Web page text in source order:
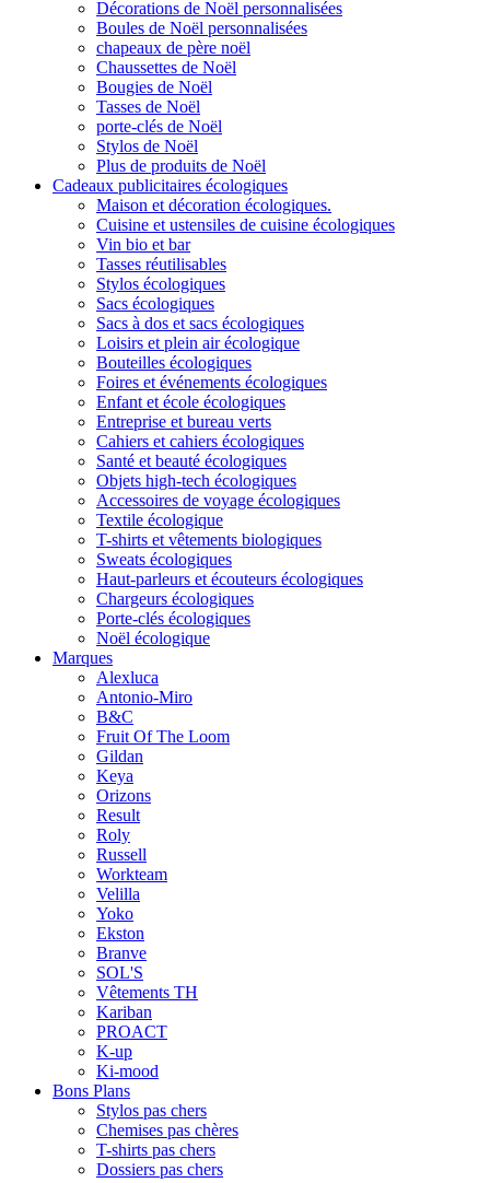
Décorations de Noël personnalisées
Boules de Noël personnalisées
chapeaux de père noël
Chaussettes de Noël
Bougies de Noël
Tasses de Noël
porte-clés de Noël
Stylos de Noël
Plus de produits de Noël
Cadeaux publicitaires écologiques
Maison et décoration écologiques.
Cuisine et ustensiles de cuisine écologiques
Vin bio et bar
Tasses réutilisables
Stylos écologiques
Sacs écologiques
Sacs à dos et sacs écologiques
Loisirs et plein air écologique
Bouteilles écologiques
Foires et événements écologiques
Enfant et école écologiques
Entreprise et bureau verts
Cahiers et cahiers écologiques
Santé et beauté écologiques
Objets high-tech écologiques
Accessoires de voyage écologiques
Textile écologique
T-shirts et vêtements biologiques
Sweats écologiques
Haut-parleurs et écouteurs écologiques
Chargeurs écologiques
Porte-clés écologiques
Noël écologique
Marques
Alexluca
Antonio-Miro
B&C
Fruit Of The Loom
Gildan
Keya
Orizons
Result
Roly
Russell
Workteam
Velilla
Yoko
Ekston
Branve
SOL'S
Vêtements TH
Kariban
PROACT
K-up
Ki-mood
Bons Plans
Stylos pas chers
Chemises pas chères
T-shirts pas chers
Dossiers pas chers